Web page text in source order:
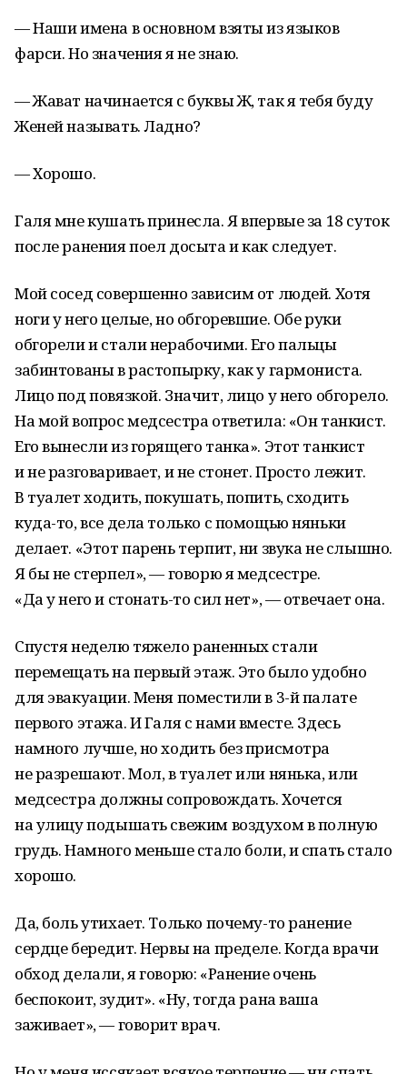
— Наши имена в основном взяты из языков
фарси. Но значения я не знаю.
— Жават начинается с буквы Ж, так я тебя буду
Женей называть. Ладно?
— Хорошо.
Галя мне кушать принесла. Я впервые за 18 суток
после ранения поел досыта и как следует.
Мой сосед совершенно зависим от людей. Хотя
ноги у него целые, но обгоревшие. Обе руки
обгорели и стали нерабочими. Его пальцы
забинтованы в растопырку, как у гармониста.
Лицо под повязкой. Значит, лицо у него обгорело.
На мой вопрос медсестра ответила: «Он танкист.
Его вынесли из горящего танка». Этот танкист
и не разговаривает, и не стонет. Просто лежит.
В туалет ходить, покушать, попить, сходить
куда-то, все дела только с помощью няньки
делает. «Этот парень терпит, ни звука не слышно.
Я бы не стерпел», — говорю я медсестре.
«Да у него и стонать-то сил нет», — отвечает она.
Спустя неделю тяжело раненных стали
перемещать на первый этаж. Это было удобно
для эвакуации. Меня поместили в 3-й палате
первого этажа. И Галя с нами вместе. Здесь
намного лучше, но ходить без присмотра
не разрешают. Мол, в туалет или нянька, или
медсестра должны сопровождать. Хочется
на улицу подышать свежим воздухом в полную
грудь. Намного меньше стало боли, и спать стало
хорошо.
Да, боль утихает. Только почему-то ранение
сердце бередит. Нервы на пределе. Когда врачи
обход делали, я говорю: «Ранение очень
беспокоит, зудит». «Ну, тогда рана ваша
заживает», — говорит врач.